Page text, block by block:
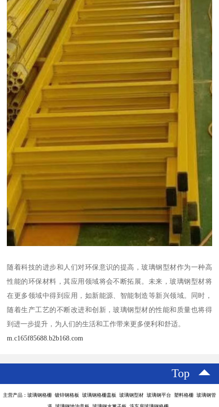
随着科技的进步和人们对环保意识的提高，玻璃钢型材作为一种高
性能的环保材料，其应用领域将会不断拓展。未来，玻璃钢型材将
在更多领域中得到应用，如新能源、智能制造等新兴领域。同时，
随着生产工艺的不断改进和创新，玻璃钢型材的性能和质量也将得
到进一步提升，为人们的生活和工作带来更多便利和舒适。
m.c165f85688.b2b168.com
Top
主营产品：玻璃钢格栅 镀锌钢格板 玻璃钢格栅盖板 玻璃钢型材 玻璃钢平台 塑料格栅 玻璃钢管